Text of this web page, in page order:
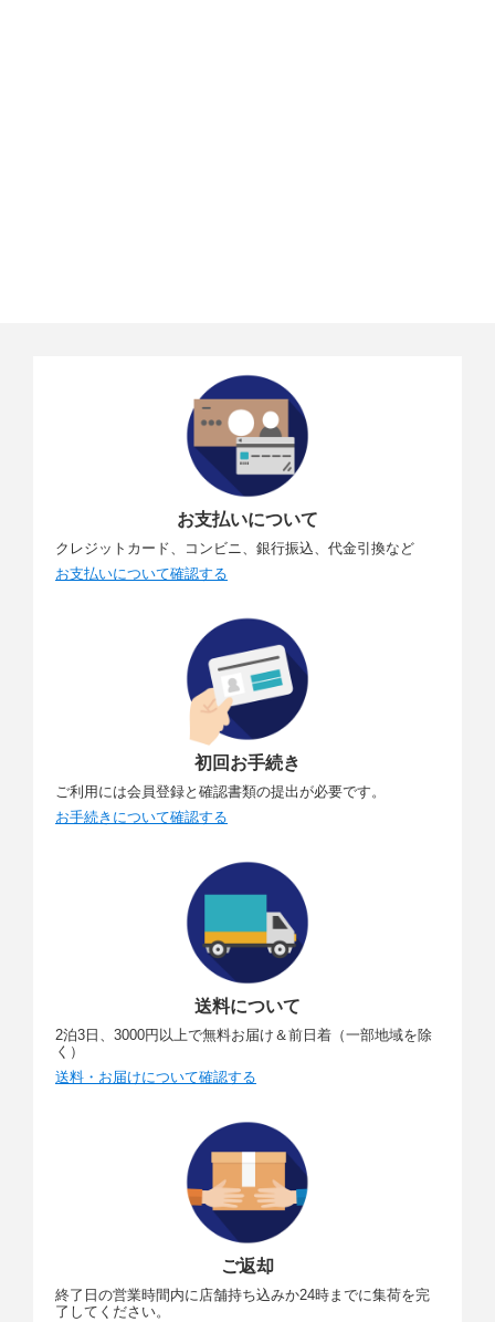
お支払いについて
クレジットカード、コンビニ、銀行振込、代金引換など
お支払いについて確認する
初回お手続き
ご利用には会員登録と確認書類の提出が必要です。
お手続きについて確認する
送料について
2泊3日、3000円以上で無料お届け＆前日着（一部地域を除
く）
送料・お届けについて確認する
ご返却
終了日の営業時間内に店舗持ち込みか24時までに集荷を完
了してください。